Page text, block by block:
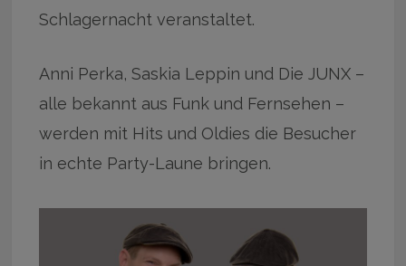
Schlagernacht veranstaltet.
Anni Perka, Saskia Leppin und Die JUNX –
alle bekannt aus Funk und Fernsehen –
werden mit Hits und Oldies die Besucher
in echte Party-Laune bringen.